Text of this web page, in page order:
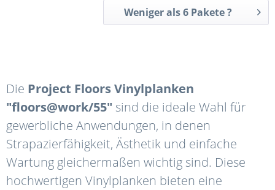
Weniger als 6 Pakete ?
Die Project Floors Vinylplanken
"floors@work/55" sind die ideale Wahl für
gewerbliche Anwendungen, in denen
Strapazierfähigkeit, Ästhetik und einfache
Wartung gleichermaßen wichtig sind. Diese
hochwertigen Vinylplanken bieten eine